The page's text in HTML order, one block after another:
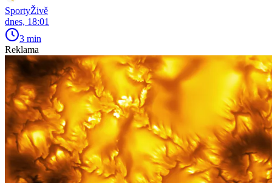
SportyŽivě
dnes, 18:01
3 min
Reklama